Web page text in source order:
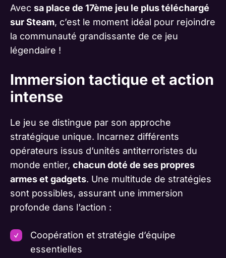
Avec sa place de 17ème jeu le plus téléchargé
sur Steam, c’est le moment idéal pour rejoindre
la communauté grandissante de ce jeu
légendaire !
Immersion tactique et action
intense
Le jeu se distingue par son approche
stratégique unique. Incarnez différents
opérateurs issus d’unités antiterroristes du
monde entier, chacun doté de ses propres
armes et gadgets. Une multitude de stratégies
sont possibles, assurant une immersion
profonde dans l’action :
Coopération et stratégie d’équipe
essentielles